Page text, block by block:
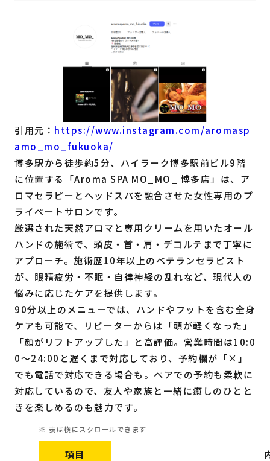
引用元： https://www.instagram.com/aromasp
amo_mo_fukuoka/
博多駅から徒歩約5分、ハイラーク博多駅前ビル9階
に位置する「Aroma SPA MO_MO_ 博多店」は、ア
ロマセラピーとヘッドスパを融合させた女性専用のプ
ライベートサロンです。
厳選された天然アロマと専用クリームを用いたオール
ハンドの施術で、頭皮・首・肩・デコルテまで丁寧に
アプローチ。施術歴10年以上のベテランセラピスト
が、眼精疲労・不眠・自律神経の乱れなど、現代人の
悩みに応じたケアを提供します。
90分以上のメニューでは、ハンドやフットを含む全身
ケアも可能で、リピーターからは「頭が軽くなった」
「顔がリフトアップした」と高評価。営業時間は10:0
0〜24:00と遅くまで対応しており、予約欄が「×」
でも電話で対応できる場合も。ペアでの予約も柔軟に
対応しているので、友人や家族と一緒に癒しのひとと
きを楽しめるのも魅力です。
項目